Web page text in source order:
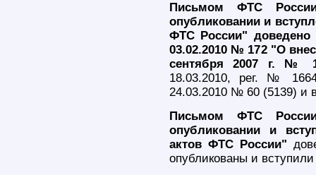
Письмом ФТС
опубликовании и
ФТС России" доведено
03.02.2010 № 172 "О
сентября 2007 г. №
18.03.2010, рег. №
24.03.2010 № 60 (5139) и
Письмом ФТС
опубликовании и
актов ФТС России"
опубликованы и